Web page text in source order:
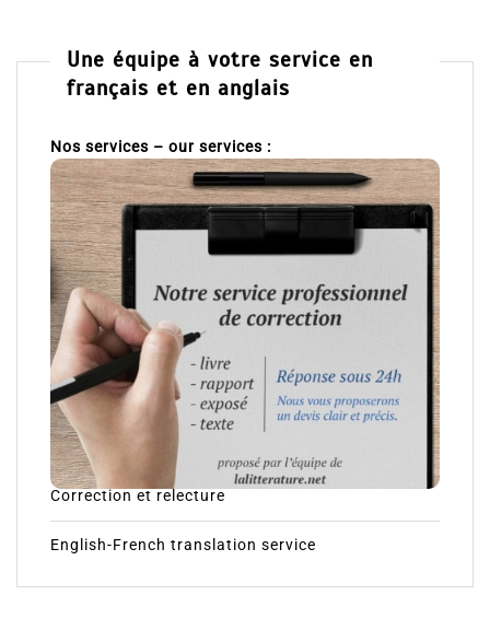
Une équipe à votre service en
français et en anglais
Nos services – our services :
Correction et relecture
English-French translation service